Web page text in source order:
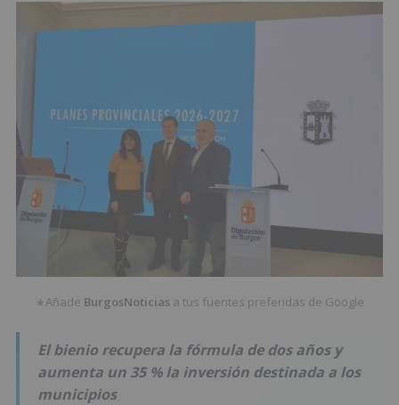
★Añade BurgosNoticias a tus fuentes preferidas de Google
El bienio recupera la fórmula de dos años y
aumenta un 35 % la inversión destinada a los
municipios